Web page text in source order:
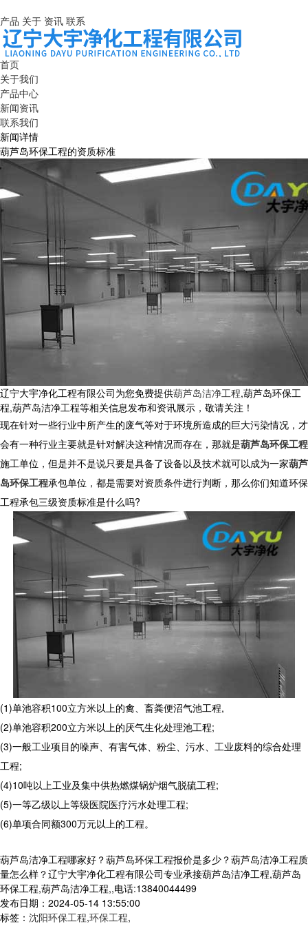
产品 关于 资讯 联系
首页
关于我们
产品中心
新闻资讯
联系我们
新闻详情
葫芦岛环保工程的资质标准
辽宁大宇净化工程有限公司为您免费提供葫芦岛洁净工程,葫芦岛环保工
程,葫芦岛洁净工程等相关信息发布和资讯展示，敬请关注！
现在针对一些行业中所产生的废气等对于环境所造成的巨大污染情况，才
会有一种行业主要就是针对解决这种情况而存在，那就是葫芦岛环保工程
施工单位，但是并不是说只要是具备了设备以及技术就可以成为一家葫芦
岛环保工程承包单位，都是需要对资质条件进行判断，那么你们知道环保
工程承包三级资质标准是什么吗?
(1)单池容积100立方米以上的禽、畜粪便沼气池工程,
(2)单池容积200立方米以上的厌气生化处理池工程;
(3)一般工业项目的噪声、有害气体、粉尘、污水、工业废料的综合处理
工程;
(4)10吨以上工业及集中供热燃煤锅炉烟气脱硫工程;
(5)一等乙级以上等级医院医疗污水处理工程;
(6)单项合同额300万元以上的工程。
葫芦岛洁净工程哪家好？葫芦岛环保工程报价是多少？葫芦岛洁净工程质
量怎么样？辽宁大宇净化工程有限公司专业承接葫芦岛洁净工程,葫芦岛
环保工程,葫芦岛洁净工程,,电话:13840044499
发布日期：2024-05-14 13:55:00
标签： 沈阳环保工程,环保工程,